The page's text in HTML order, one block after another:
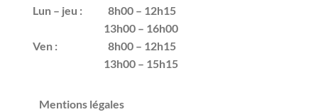
Lun – jeu :
8h00 – 12h15
13h00 – 16h00
Ven :
8h00 – 12h15
13h00 – 15h15
Mentions légales